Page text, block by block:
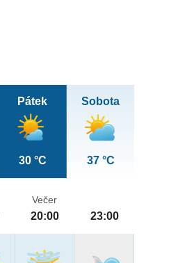
Pátek
30 °C
Sobota
37 °C
Večer
20:00 23:00